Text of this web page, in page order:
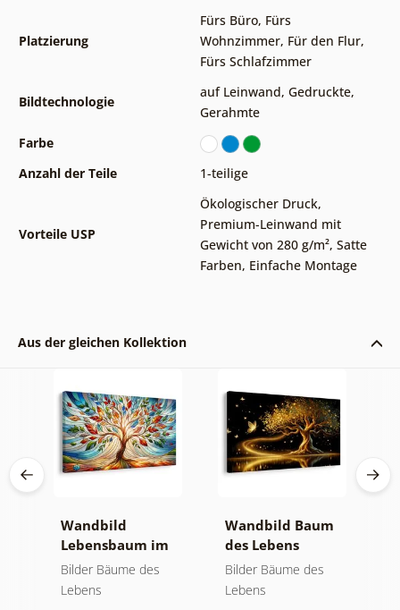
Platzierung
Fürs Büro, Fürs
Wohnzimmer, Für den Flur,
Fürs Schlafzimmer
Bildtechnologie
auf Leinwand, Gedruckte,
Gerahmte
Farbe
Anzahl der Teile
1-teilige
Vorteile USP
Ökologischer Druck,
Premium-Leinwand mit
Gewicht von 280 g/m², Satte
Farben, Einfache Montage
Aus der gleichen Kollektion
Wandbild
Lebensbaum im
bunten
Glasfenster
Bilder Bäume des
Lebens
Wandbild Baum
des Lebens
goldene Magie
Bilder Bäume des
Lebens